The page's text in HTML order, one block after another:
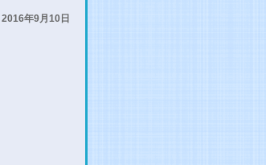
2016年9月10日